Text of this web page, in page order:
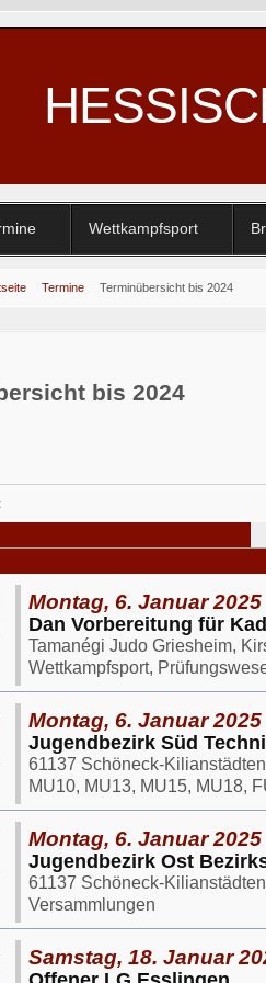
Wettkampfsport
Termine Terminübersicht bis 2024
bis 2024
Montag, 6. Januar
Dan Vorbereitung für
Tamanégi Judo Griesheim,
Wettkampfsport,
Montag, 6. Januar
Jugendbezirk Süd
61137 Schöneck-
MU10, MU13, MU15, MU18,
Montag, 6. Januar
Jugendbezirk Ost
61137 Schöneck-
Versammlungen
Samstag, 18. Januar